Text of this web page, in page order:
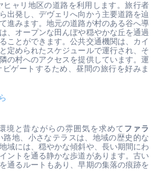
ヒャリ地区の道路を利用します。旅行者
出発し、デヴェリへ向かう主要道路を辿
進みます。地元の道路が村のある谷へ導
、オープンな田んぼや穏やかな丘を通過
ことができます。公共交通機関は、カイ
定められたスケジュールで運行され、そ
の村へのアクセスを提供しています。運
ゲートするため、昼間の旅行を好みま
境と昔ながらの雰囲気を求めて ファラ
路地、小さなテラスは、地域の歴史的な
域には、穏やかな傾斜や、長い期間にわ
ントを通る静かな歩道があります。古い
通るルートもあり、早期の集落の痕跡を